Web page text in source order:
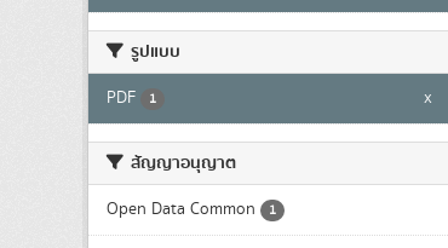
รูปแบบ
PDF 1 x
สัญญาอนุญาต
Open Data Common 1